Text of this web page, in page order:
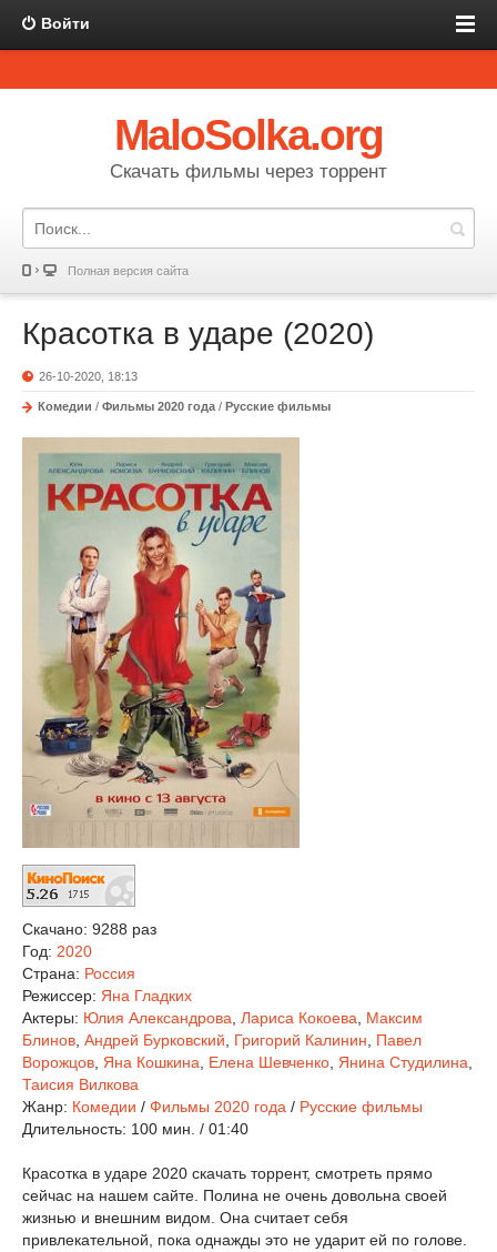
Войти
MaloSolka.org
Скачать фильмы через торрент
Полная версия сайта
Красотка в ударе (2020)
26-10-2020, 18:13
Комедии / Фильмы 2020 года / Русские фильмы
Скачано: 9288 раз
Год: 2020
Страна: Россия
Режиссер: Яна Гладких
Актеры: Юлия Александрова Лариса Кокоева
Максим
Блинов Андрей Бурковский Григорий Калинин
Павел
Ворожцов Яна Кошкина Елена Шевченко Янина Студилина
Таисия Вилкова
Жанр: Комедии / Фильмы 2020 года / Русские фильмы
Длительность: 100 мин. / 01:40
Красотка в ударе 2020 скачать торрент, смотреть прямо
сейчас на нашем сайте. Полина не очень довольна своей
жизнью и внешним видом. Она считает себя
привлекательной, пока однажды это не ударит ей по голове.